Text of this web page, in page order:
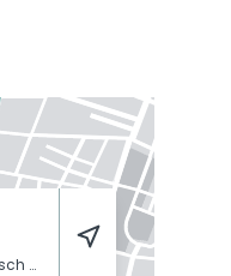
5211 PN